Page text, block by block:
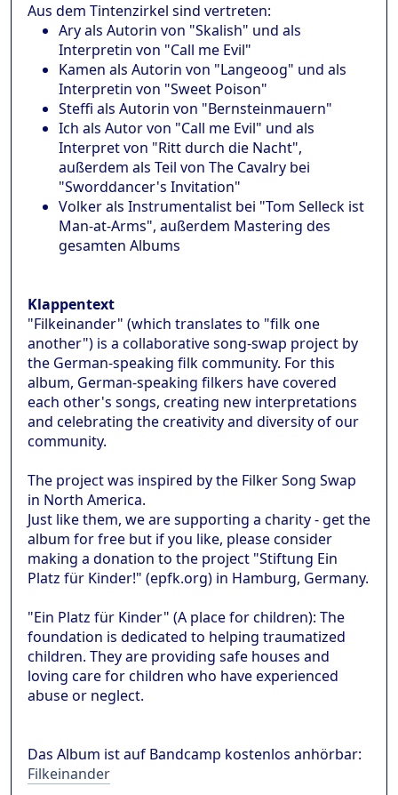
Aus dem Tintenzirkel sind vertreten:
Ary als Autorin von "Skalish" und als
Interpretin von "Call me Evil"
Kamen als Autorin von "Langeoog" und als
Interpretin von "Sweet Poison"
Steffi als Autorin von "Bernsteinmauern"
Ich als Autor von "Call me Evil" und als
Interpret von "Ritt durch die Nacht",
außerdem als Teil von The Cavalry bei
"Sworddancer's Invitation"
Volker als Instrumentalist bei "Tom Selleck ist
Man-at-Arms", außerdem Mastering des
gesamten Albums
Klappentext
"Filkeinander" (which translates to "filk one
another") is a collaborative song-swap project by
the German-speaking filk community. For this
album, German-speaking filkers have covered
each other's songs, creating new interpretations
and celebrating the creativity and diversity of our
community.
The project was inspired by the Filker Song Swap
in North America.
Just like them, we are supporting a charity - get the
album for free but if you like, please consider
making a donation to the project "Stiftung Ein
Platz für Kinder!" (epfk.org) in Hamburg, Germany.
"Ein Platz für Kinder" (A place for children): The
foundation is dedicated to helping traumatized
children. They are providing safe houses and
loving care for children who have experienced
abuse or neglect.
Das Album ist auf Bandcamp kostenlos anhörbar:
Filkeinander